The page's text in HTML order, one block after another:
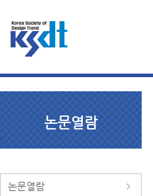
논문열람
논문열람